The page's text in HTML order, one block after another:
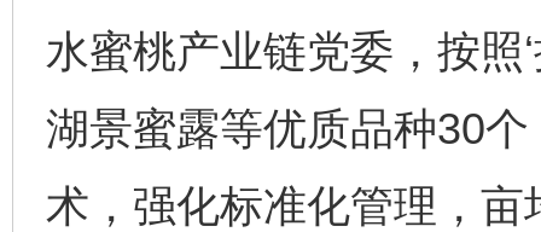
水蜜桃产业链党委，按照
湖景蜜露等优质品种30
术，强化标准化管理，